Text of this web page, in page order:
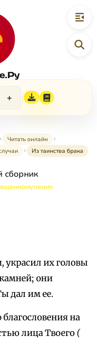
+
Читать онлайн
Из таинства брака
сборник
украсил их головы
они
дал им ее.
на
лица Твоего (